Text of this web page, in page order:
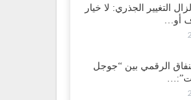
التغيير الجذري: لا خيار
أو…
الرقمي بين “جوجل